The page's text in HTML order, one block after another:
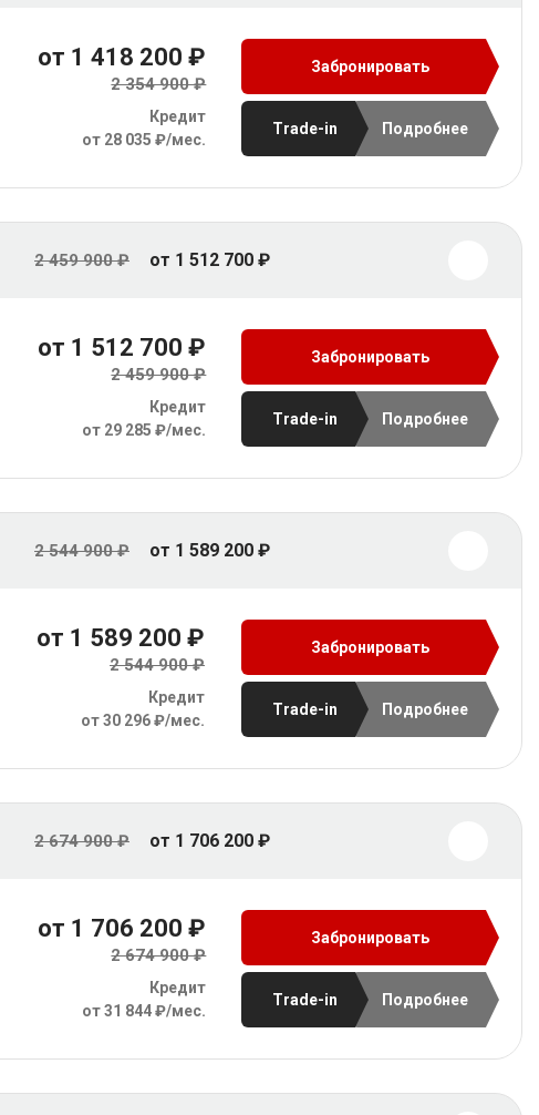
от 1 418 200 ₽
2 354 900 ₽
Кредит
от 28 035 ₽/мес.
Забронировать
Trade-in Подробнее
2 459 900 ₽ от 1 512 700 ₽
от 1 512 700 ₽
2 459 900 ₽
Кредит
от 29 285 ₽/мес.
Забронировать
Trade-in Подробнее
2 544 900 ₽ от 1 589 200 ₽
от 1 589 200 ₽
2 544 900 ₽
Кредит
от 30 296 ₽/мес.
Забронировать
Trade-in Подробнее
2 674 900 ₽ от 1 706 200 ₽
от 1 706 200 ₽
2 674 900 ₽
Кредит
от 31 844 ₽/мес.
Забронировать
Trade-in Подробнее